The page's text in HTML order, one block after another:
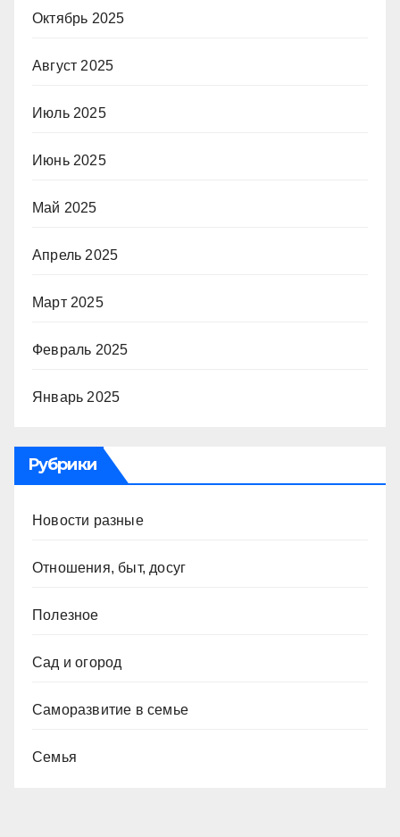
Октябрь 2025
Август 2025
Июль 2025
Июнь 2025
Май 2025
Апрель 2025
Март 2025
Февраль 2025
Январь 2025
Рубрики
Новости разные
Отношения, быт, досуг
Полезное
Сад и огород
Саморазвитие в семье
Семья